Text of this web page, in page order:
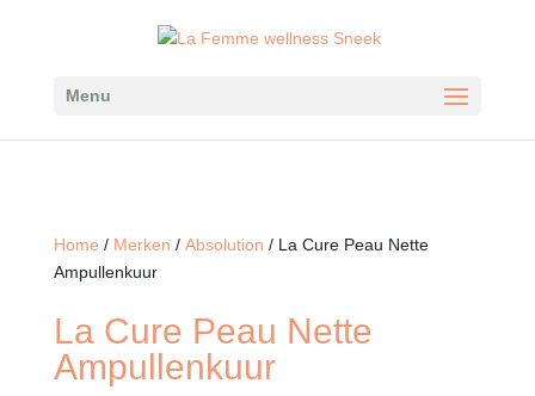
Menu
Home / Merken / Absolution / La Cure Peau Nette
Ampullenkuur
La Cure Peau Nette
Ampullenkuur